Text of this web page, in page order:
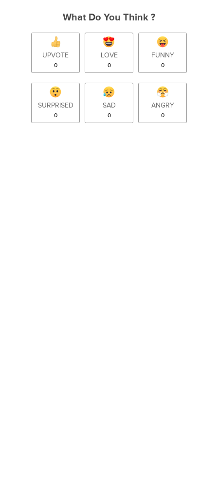
What Do You Think ?
UPVOTE
0
LOVE
0
FUNNY
0
SURPRISED
0
SAD
0
ANGRY
0